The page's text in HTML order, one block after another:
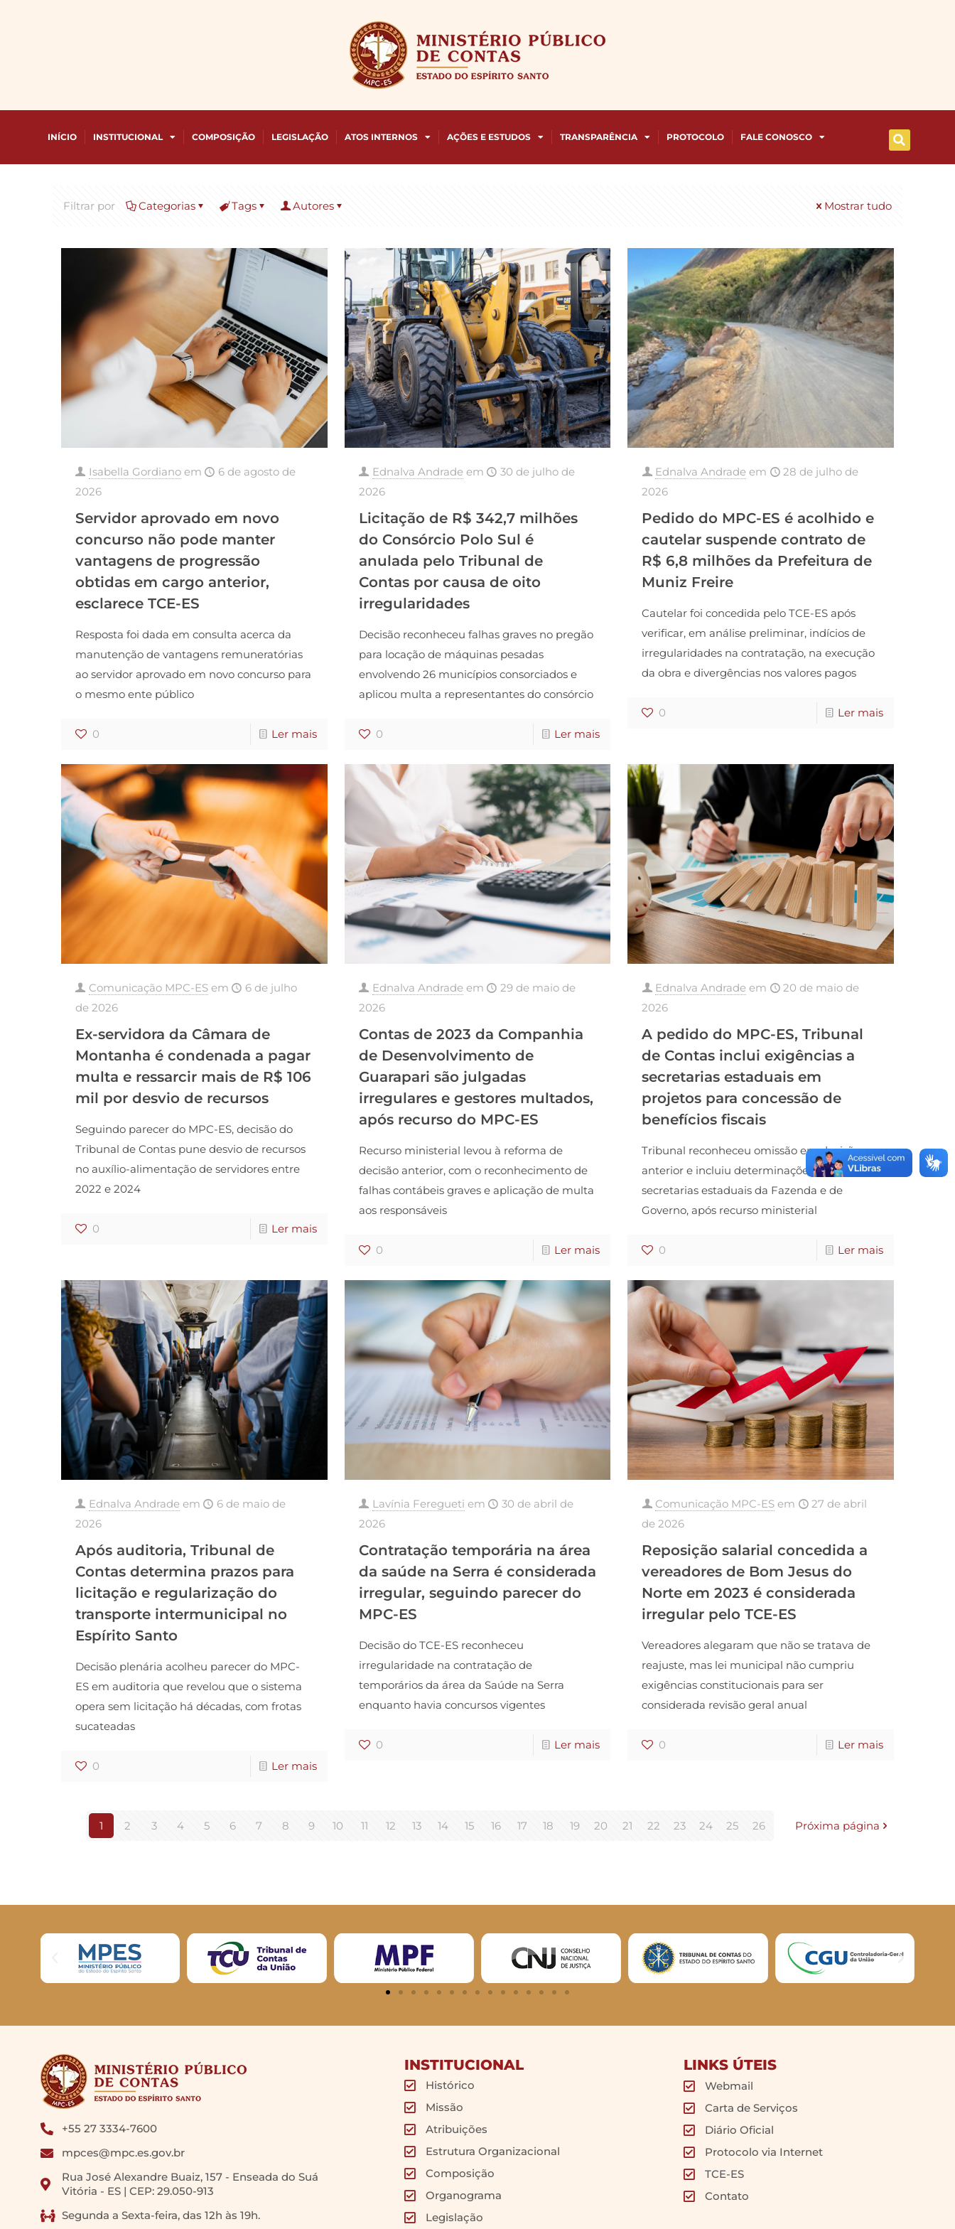
INÍCIO INSTITUCIONAL COMPOSIÇÃO LEGISLAÇÃO ATOS INTERNOS AÇÕES E ESTUDOS TRANSPARÊNCIA PROTOCOLO FALE CONOSCO
Filtrar por Categorias Tags Autores Mostrar tudo
Isabella Gordiano em
6 de agosto de
2026
Servidor aprovado em novo
concurso não pode manter
vantagens de progressão
obtidas em cargo anterior,
esclarece TCE-ES
Resposta foi dada em consulta acerca da
manutenção de vantagens remuneratórias
ao servidor aprovado em novo concurso para
o mesmo ente público
0 Ler mais
Ednalva Andrade em
30 de julho de
2026
Licitação de R$ 342,7 milhões
do Consórcio Polo Sul é
anulada pelo Tribunal de
Contas por causa de oito
irregularidades
Decisão reconheceu falhas graves no pregão
para locação de máquinas pesadas
envolvendo 26 municípios consorciados e
aplicou multa a representantes do consórcio
0 Ler mais
Ednalva Andrade em
28 de julho de
2026
Pedido do MPC-ES é acolhido e
cautelar suspende contrato de
R$ 6,8 milhões da Prefeitura de
Muniz Freire
Cautelar foi concedida pelo TCE-ES após
verificar, em análise preliminar, indícios de
irregularidades na contratação, na execução
da obra e divergências nos valores pagos
0 Ler mais
Comunicação MPC-ES em
6 de julho
de 2026
Ex-servidora da Câmara de
Montanha é condenada a pagar
multa e ressarcir mais de R$ 106
mil por desvio de recursos
Seguindo parecer do MPC-ES, decisão do
Tribunal de Contas pune desvio de recursos
no auxílio-alimentação de servidores entre
2022 e 2024
0 Ler mais
Ednalva Andrade em
29 de maio de
2026
Contas de 2023 da Companhia
de Desenvolvimento de
Guarapari são julgadas
irregulares e gestores multados,
após recurso do MPC-ES
Recurso ministerial levou à reforma de
decisão anterior, com o reconhecimento de
falhas contábeis graves e aplicação de multa
aos responsáveis
0 Ler mais
Ednalva Andrade em
20 de maio de
2026
A pedido do MPC-ES, Tribunal
de Contas inclui exigências a
secretarias estaduais em
projetos para concessão de
benefícios fiscais
Tribunal reconheceu omissão em decisão
anterior e incluiu determinações às
secretarias estaduais da Fazenda e de
Governo, após recurso ministerial
0 Ler mais
Ednalva Andrade em
6 de maio de
2026
Após auditoria, Tribunal de
Contas determina prazos para
licitação e regularização do
transporte intermunicipal no
Espírito Santo
Decisão plenária acolheu parecer do MPC-
ES em auditoria que revelou que o sistema
opera sem licitação há décadas, com frotas
sucateadas
0 Ler mais
Lavínia Feregueti em
30 de abril de
2026
Contratação temporária na área
da saúde na Serra é considerada
irregular, seguindo parecer do
MPC-ES
Decisão do TCE-ES reconheceu
irregularidade na contratação de
temporários da área da Saúde na Serra
enquanto havia concursos vigentes
0 Ler mais
Comunicação MPC-ES em
27 de abril
de 2026
Reposição salarial concedida a
vereadores de Bom Jesus do
Norte em 2023 é considerada
irregular pelo TCE-ES
Vereadores alegaram que não se tratava de
reajuste, mas lei municipal não cumpriu
exigências constitucionais para ser
considerada revisão geral anual
0 Ler mais
1 2 3 4 5 6 7 8 9 10 11 12 13 14 15 16 17 18 19 20 21 22 23 24 25 26 Próxima página
+55 27 3334-7600
mpces@mpc.es.gov.br
Rua José Alexandre Buaiz, 157 - Enseada do Suá
Vitória - ES | CEP: 29.050-913
Segunda a Sexta-feira, das 12h às 19h.
INSTITUCIONAL
Histórico
Missão
Atribuições
Estrutura Organizacional
Composição
Organograma
Legislação
LINKS ÚTEIS
Webmail
Carta de Serviços
Diário Oficial
Protocolo via Internet
TCE-ES
Contato